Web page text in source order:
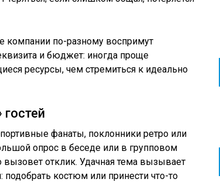
компании по-разному воспримут
и бюджет: иногда проще
ресурсы, чем стремиться к идеально
фанаты, поклонники ретро или
опрос в беседе или в групповом
вызовет отклик. Удачная тема вызывает
подобрать костюм или принести что-то